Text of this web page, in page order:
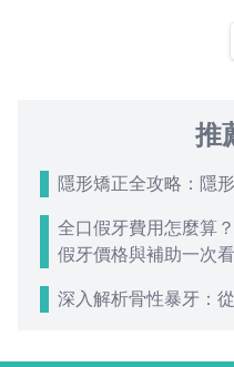
推
隱形矯正全攻略：隱
全口假牙費用怎麼算
假牙價格與補助一次
深入解析骨性暴牙：